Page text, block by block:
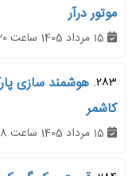
موتور درآر
283. هوشمند سازی
کاشمر